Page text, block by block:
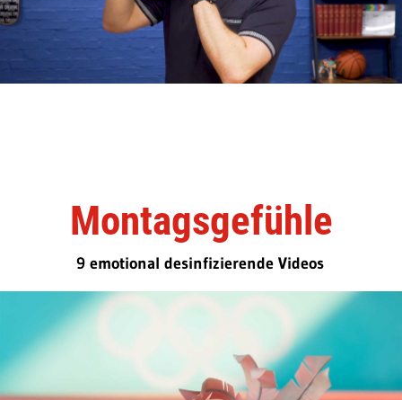
Montagsgefühle
9 emotional desinfizierende Videos